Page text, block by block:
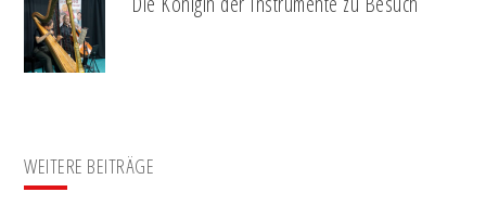
WEITERE BEITRÄGE